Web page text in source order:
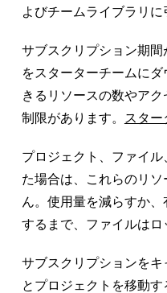
よびチームライブラリに
サブスクリプション期間
をスターターチームに
きるリソースの数やア
制限があります。
スタ
プロジェクト、ファイ
た場合は、これらのリ
ん。使用量を減らすか
するまで、ファイルはロ
サブスクリプションを
とプロジェクトを移動